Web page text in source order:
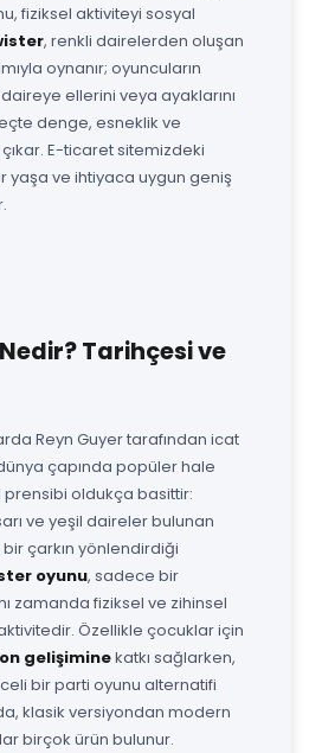
fiziksel aktiviteyi sosyal
, renkli dairelerden oluşan
oynanır; oyuncuların
ellerini veya ayaklarını
denge, esneklik ve
E-ticaret sitemizdeki
yaşa ve ihtiyaca uygun geniş
Tarihçesi ve
Reyn Guyer tarafından icat
çapında popüler hale
oldukça basittir:
ve yeşil daireler bulunan
çarkın yönlendirdiği
oyunu, sadece bir
zamanda fiziksel ve zihinsel
Özellikle çocuklar için
gelişiminekatkı sağlarken,
bir parti oyunu alternatifi
klasik versiyondan modern
birçok ürün bulunur.